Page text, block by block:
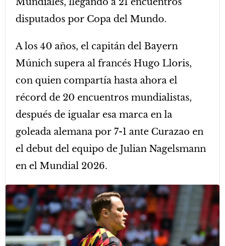
Mundiales, llegando a 21 encuentros
disputados por Copa del Mundo.
A los 40 años, el capitán del Bayern
Múnich supera al francés Hugo Lloris,
con quien compartía hasta ahora el
récord de 20 encuentros mundialistas,
después de igualar esa marca en la
goleada alemana por 7-1 ante Curazao en
el debut del equipo de Julian Nagelsmann
en el Mundial 2026.